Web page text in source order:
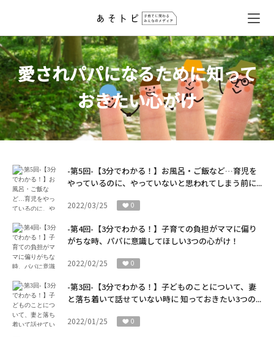
愛されパパになるために知って
おきたい心がけ
-第5回-【3分でわかる！】お風呂・ご飯など…育児を
やっているのに、やっていないと思われてしまう前に...
2022/03/25 0
-第4回-【3分でわかる！】子育ての負担がママに偏り
がちな時、パパに意識してほしい3つの心がけ！
2022/02/25 0
-第3回-【3分でわかる！】子どものことについて、妻
と落ち着いて話せていない時に 知っておきたい3つの...
2022/01/25 0